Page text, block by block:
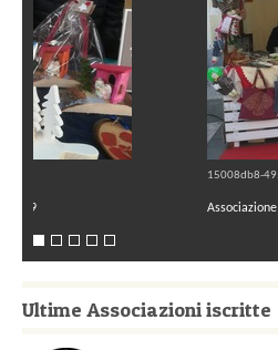
15008db8-4955-4618-a29d-9e27ad231625.JPG
Associazione San Martino in Calle>Natale
Ultime Associazioni iscritte